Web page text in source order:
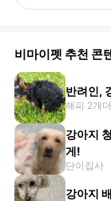
비마이펫 추천 콘
반려인,
해피 2개더
강아지
게!
단이집사
강아지